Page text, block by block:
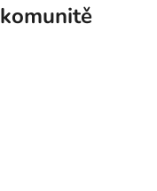
komunitě